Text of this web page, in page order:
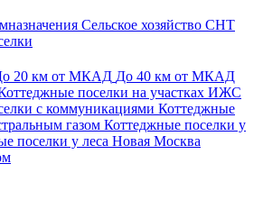
Сельское хозяйство СНТ
20 км от МКАД До 40 км от МКАД
поселки на участках ИЖС
с коммуникациями Коттеджные
газом Коттеджные поселки у
поселки у леса Новая Москва